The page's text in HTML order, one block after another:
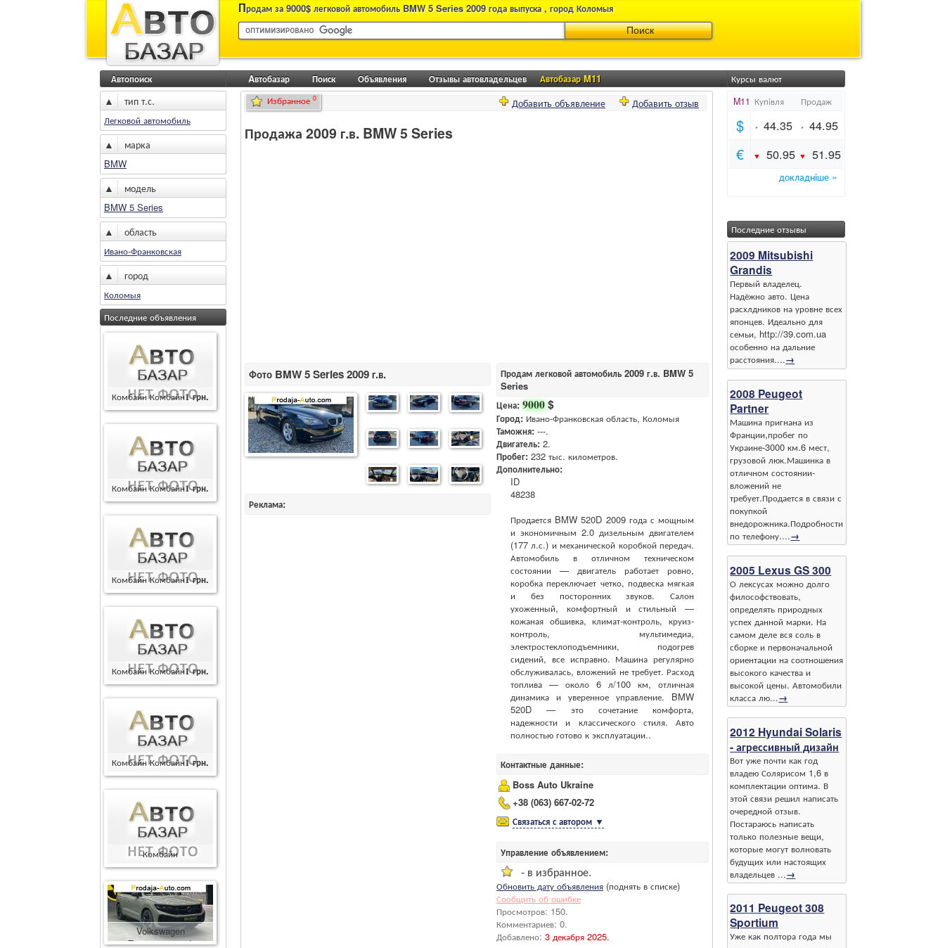
Продам за 9000$ легковой автомобиль BMW 5 Series 2009 года выпуска , город Коломыя
Aвтобазар Поиск Объявления Отзывы автовладельцев Автобазар M11
Автопоиск
▲ тип т.с.
Легковой автомобиль
▲ марка
BMW
▲ модель
BMW 5 Series
▲ область
Ивано-Франковская
▲ город
Коломыя
Последние объявления
Комбайн Комбайн1 грн.
Комбайн Комбайн1 грн.
Комбайн Комбайн1 грн.
Комбайн Комбайн1 грн.
Комбайн Комбайн1 грн.
Комбайн
Комбайн400000 грн.
Volkswagen
Touareg86600 $
Добавить отзыв
Добавить объявление
Избранное 0
Продажа 2009 г.в. BMW 5 Series
Фото BMW 5 Series 2009 г.в.
Реклама:
Продам легковой автомобиль 2009 г.в. BMW 5
Series
Цена: 9000$
Город: Ивано-Франковская область, Коломыя
Таможня: ---.
Двигатель: 2.
Пробег: 232 тыс. километров.
Дополнительно:
ID
48238
Продается BMW 520D 2009 года с мощным
и экономичным 2.0 дизельным двигателем
(177 л.с.) и механической коробкой передач.
Автомобиль в отличном техническом
состоянии — двигатель работает ровно,
коробка переключает четко, подвеска мягкая
и без посторонних звуков. Салон
ухоженный, комфортный и стильный —
кожаная обшивка, климат-контроль, круиз-
контроль, мультимедиа,
электростеклоподъемники, подогрев
сидений, все исправно. Машина регулярно
обслуживалась, вложений не требует. Расход
топлива — около 6 л/100 км, отличная
динамика и уверенное управление. BMW
520D — это сочетание комфорта,
надежности и классического стиля. Авто
полностью готово к эксплуатации..
Контактные данные:
Boss Auto Ukraine
+38 (063) 667-02-72
Связаться с автором ▼
Управление объявлением:
- в избранное.
Обновить дату объявления (поднять в списке)
Сообщить об ошибке
Просмотров: 150.
Комментариев: 0.
Добавлено: 3 декабря 2025.
Курсы валют
Последние отзывы
2009 Mitsubishi
Grandis
Первый владелец.
Надёжно авто. Цена
расхлдников на уровне всех
японцев. Идеально для
семьи, http://39.com.ua
особенно на дальние
расстояния....→
2008 Peugeot
Partner
Машина пригнана из
Франции,пробег по
Украине-3000 км.6 мест,
грузовой люк.Машинка в
отличном состоянии-
вложений не
требует.Продается в связи с
покупкой
внедорожника.Подробности
по телефону....→
2005 Lexus GS 300
О лексусах можно долго
философствовать,
определять природных
успех данной марки. На
самом деле вся соль в
сборке и первоначальной
ориентации на соотношения
высокого качества и
высокой цены. Автомобили
класса лю...→
2012 Hyundai Solaris
- агрессивный дизайн
Вот уже почти как год
владею Солярисом 1,6 в
комплектации оптима. В
этой связи решил написать
очередной отзыв.
Постараюсь написать
только полезные вещи,
которые могут волновать
будущих или настоящих
владельцев ...→
2011 Peugeot 308
Sportium
Уже как полтора года мы